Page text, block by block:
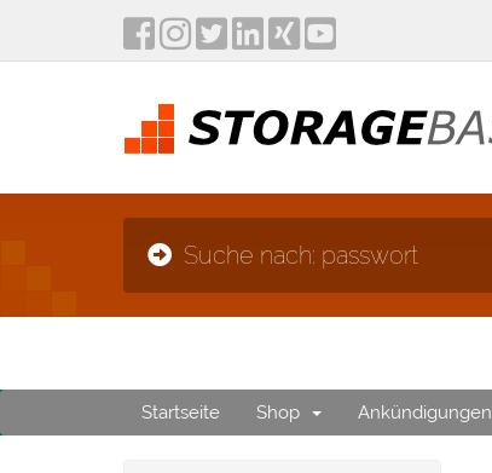
Suche nach: passwort
Startseite Shop Ankündigungen